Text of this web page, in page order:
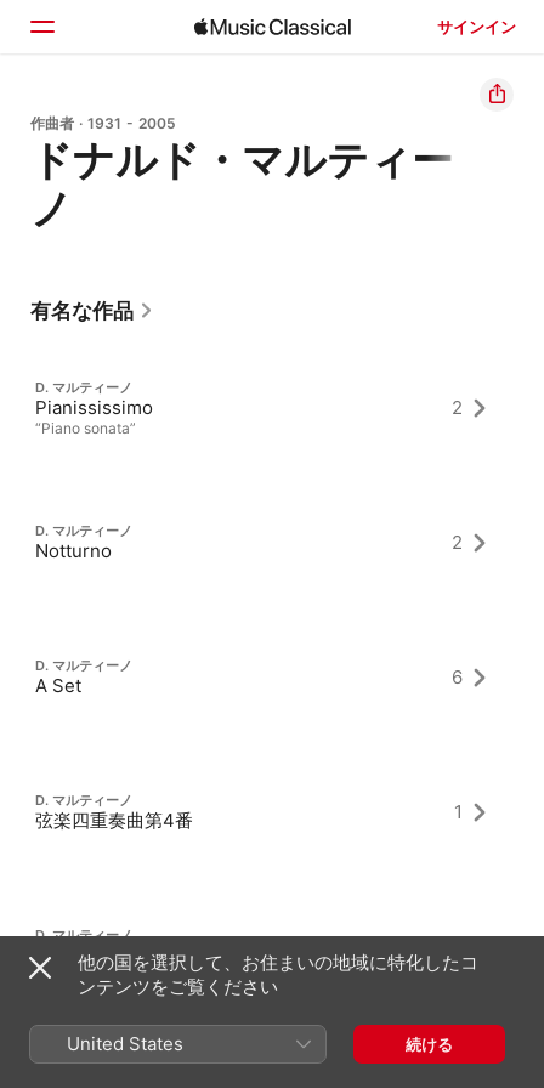
サインイン
ホーム
見つける
作曲者 · 1931 - 2005
ドナルド・マルティー
ノ
有名な作品
D. マルティーノ
Pianississimo
“Piano sonata”
2
D. マルティーノ
Notturno 2
D. マルティーノ
A Set 6
D. マルティーノ
弦楽四重奏曲第4番 1
D. マルティーノ
三重協奏曲
他の国を選択して、お住まいの地域に特化したコ
ンテンツをご覧ください
United States 続ける